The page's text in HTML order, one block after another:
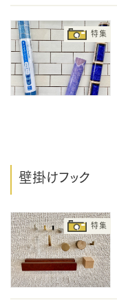
壁掛けフック